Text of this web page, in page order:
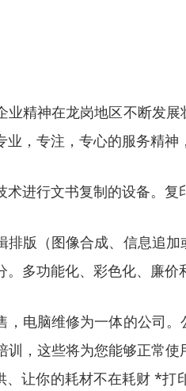
精神在龙岗地区不断发
，专注，专心的服务精神
进行文书复制的设备。复
版（图像合成、信息追
多功能化、彩色化、廉价
电脑维修为一体的公司
，这些将为您能够正常
让你的耗材不在耗财 *